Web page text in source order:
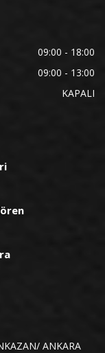
09:00 - 18:00
09:00 - 13:00
KAPALI
ANKARA